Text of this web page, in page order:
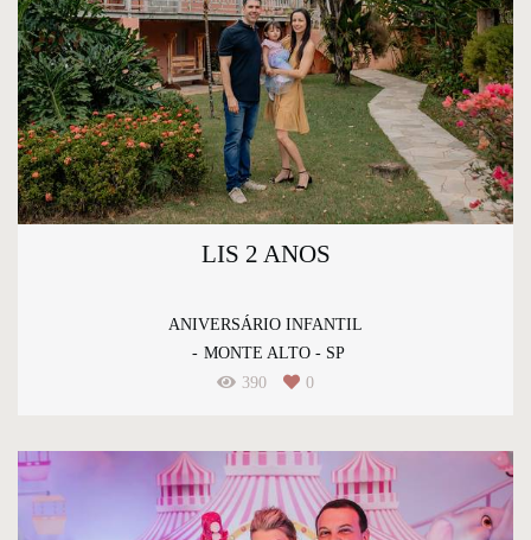
LIS 2 ANOS
ANIVERSÁRIO INFANTIL
MONTE ALTO - SP
390
0